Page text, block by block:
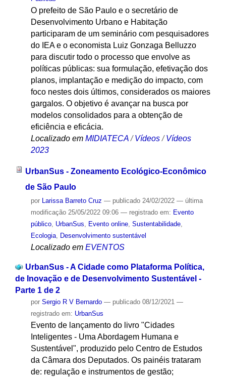
O prefeito de São Paulo e o secretário de
Desenvolvimento Urbano e Habitação
participaram de um seminário com pesquisadores
do IEA e o economista Luiz Gonzaga Belluzzo
para discutir todo o processo que envolve as
políticas públicas: sua formulação, efetivação dos
planos, implantação e medição do impacto, com
foco nestes dois últimos, considerados os maiores
gargalos. O objetivo é avançar na busca por
modelos consolidados para a obtenção de
eficiência e eficácia.
Localizado em MIDIATECA /Vídeos /Vídeos
2023
UrbanSus - Zoneamento Ecológico-Econômico
de São Paulo
por Larissa Barreto Cruz — publicado24/02/2022 — última
modificação25/05/2022 09:06 — registrado em: Evento
público, UrbanSus, Evento online, Sustentabilidade,
Ecologia, Desenvolvimento sustentável
Localizado em EVENTOS
UrbanSus - A Cidade como Plataforma Política,
de Inovação e de Desenvolvimento Sustentável -
Parte 1 de 2
por Sergio R V Bernardo — publicado08/12/2021 —
registrado em: UrbanSus
Evento de lançamento do livro "Cidades
Inteligentes - Uma Abordagem Humana e
Sustentável", produzido pelo Centro de Estudos
da Câmara dos Deputados. Os painéis trataram
de: regulação e instrumentos de gestão;